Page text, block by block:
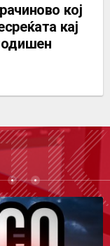
кој
кај